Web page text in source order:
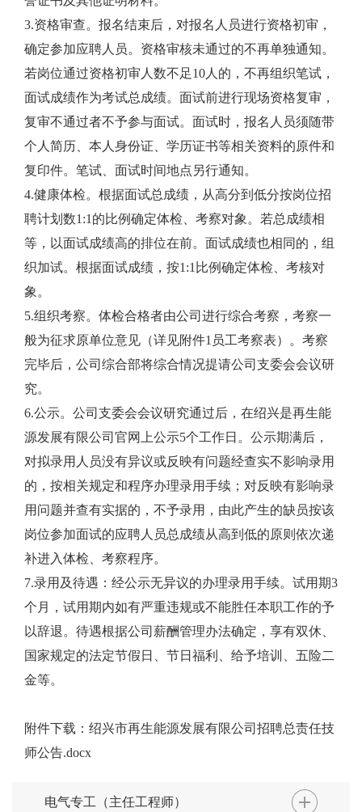
3.资格审查。报名结束后，对报名人员进行资格初审，
确定参加应聘人员。资格审核未通过的不再单独通知。
若岗位通过资格初审人数不足10人的，不再组织笔试，
面试成绩作为考试总成绩。面试前进行现场资格复审，
复审不通过者不予参与面试。面试时，报名人员须随带
个人简历、本人身份证、学历证书等相关资料的原件和
复印件。笔试、面试时间地点另行通知。
4.健康体检。根据面试总成绩，从高分到低分按岗位招
聘计划数1:1的比例确定体检、考察对象。若总成绩相
等，以面试成绩高的排位在前。面试成绩也相同的，组
织加试。根据面试成绩，按1:1比例确定体检、考核对
象。
5.组织考察。体检合格者由公司进行综合考察，考察一
般为征求原单位意见（详见附件1员工考察表）。考察
完毕后，公司综合部将综合情况提请公司支委会会议研
究。
6.公示。公司支委会会议研究通过后，在绍兴是再生能
源发展有限公司官网上公示5个工作日。公示期满后，
对拟录用人员没有异议或反映有问题经查实不影响录用
的，按相关规定和程序办理录用手续；对反映有影响录
用问题并查有实据的，不予录用，由此产生的缺员按该
岗位参加面试的应聘人员总成绩从高到低的原则依次递
补进入体检、考察程序。
7.录用及待遇：经公示无异议的办理录用手续。试用期3
个月，试用期内如有严重违规或不能胜任本职工作的予
以辞退。待遇根据公司薪酬管理办法确定，享有双休、
国家规定的法定节假日、节日福利、给予培训、五险二
金等。
附件下载： 绍兴市再生能源发展有限公司招聘总责任技
师公告.docx
电气专工（主任工程师）